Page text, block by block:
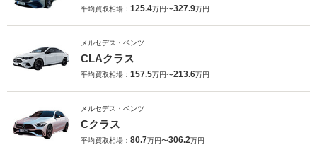
平均買取相場： 125.4万円〜327.9万円
メルセデス・ベンツ
CLAクラス
平均買取相場： 157.5万円〜213.6万円
メルセデス・ベンツ
Cクラス
平均買取相場： 80.7万円〜306.2万円